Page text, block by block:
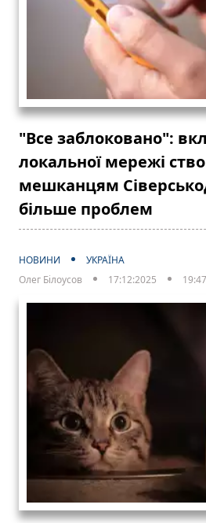
"Все заблоковано":
локальної мережі
мешканцям
більше проблем
НОВИНИ
УКРАЇНА
Олег Білоусов
17:12:2025 19:47